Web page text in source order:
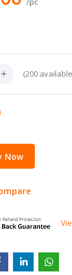
(200
Now